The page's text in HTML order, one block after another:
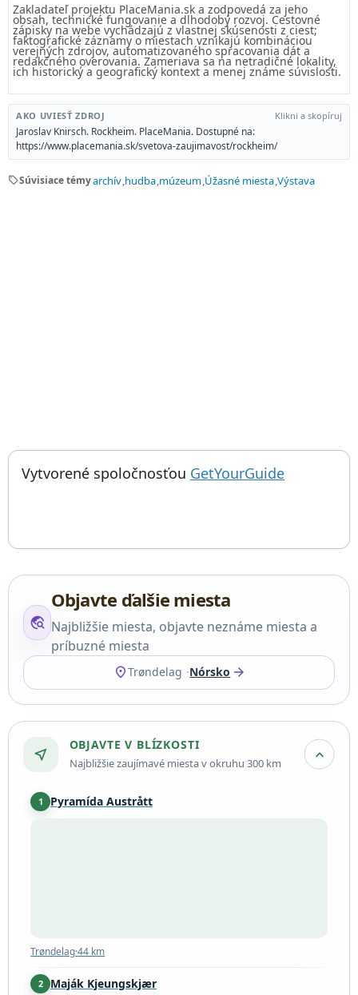
Zakladateľ projektu PlaceMania.sk a zodpovedá za jeho
obsah, technické fungovanie a dlhodobý rozvoj. Cestovné
zápisky na webe vychádzajú z vlastnej skúsenosti z ciest;
faktografické záznamy o miestach vznikajú kombináciou
verejných zdrojov, automatizovaného spracovania dát a
redakčného overovania. Zameriava sa na netradičné lokality,
ich historický a geografický kontext a menej známe súvislosti.
AKO UVIESŤ ZDROJ Klikni a skopíruj
Jaroslav Knirsch. Rockheim. PlaceMania. Dostupné na:
https://www.placemania.sk/svetova-zaujimavost/rockheim/
sellSúvisiace témyarchív hudba múzeum Úžasné miesta Výstava
Things to do near Rockheim, 國立流行與搖滾音樂體驗中心,
Vytvorené spoločnosťou GetYourGuide; otvorí sa
travel_explore
Objavte ďalšie miesta
Najbližšie miesta, objavte neznáme miesta a
príbuzné miesta
location_onTrøndelag Nórsko arrow_forward
near_me
OBJAVTE V BLÍZKOSTI
Najbližšie zaujímavé miesta v okruhu 300 km expand_more
1 Pyramída Austrått
Trøndelag·44 km
2 Maják Kjeungskjær